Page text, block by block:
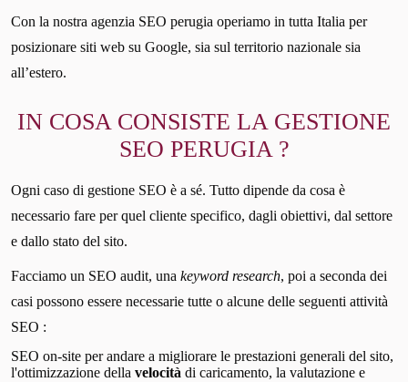
Con la nostra agenzia SEO perugia operiamo in tutta Italia per
posizionare siti web su Google, sia sul territorio nazionale sia
all’estero.
IN COSA CONSISTE LA GESTIONE
SEO PERUGIA ?
Ogni caso di gestione SEO è a sé. Tutto dipende da cosa è
necessario fare per quel cliente specifico, dagli obiettivi, dal settore
e dallo stato del sito.
Facciamo un SEO audit, una keyword research, poi a seconda dei
casi possono essere necessarie tutte o alcune delle seguenti attività
SEO :
SEO on-site per andare a migliorare le prestazioni generali del sito,
l'ottimizzazione della velocità di caricamento, la valutazione e